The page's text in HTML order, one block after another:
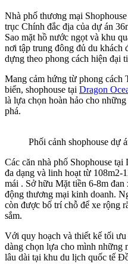
Nhà phố thương mại
trục Chính đắc địa của dự án
Sao mặt hồ nước ngọt và khu
nơi tập trung đông đủ du khách
dựng theo phong cách hiện đại
Mang cảm hứng từ phong cách
biển, shophouse tại Dragon
là lựa chọn hoàn hảo cho
phá.
Phối cảnh shophouse dự
Các căn nhà phố Shophouse
đa dạng và linh hoạt từ 108m2-
mái . Sở hữu Mặt tiền 6-8m
động thương mại kinh doanh.
còn được bố trí chỗ để xe rộng
sắm.
Với quy hoạch và thiết kế tối ưu
dàng chọn lựa cho mình những
lâu dài tại khu du lịch quốc tế